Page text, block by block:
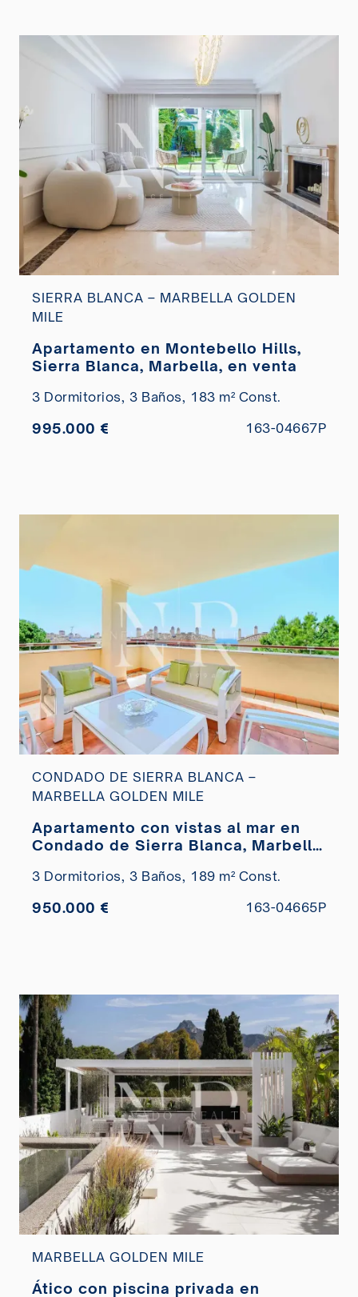
SIERRA BLANCA – MARBELLA GOLDEN
MILE
Apartamento en Montebello Hills,
Sierra Blanca, Marbella, en venta
3 Dormitorios, 3 Baños, 183 m² Const.
995.000 € 163-04667P
CONDADO DE SIERRA BLANCA –
MARBELLA GOLDEN MILE
Apartamento con vistas al mar en
Condado de Sierra Blanca, Marbella
3 Dormitorios, 3 Baños, 189 m² Const.
950.000 € 163-04665P
MARBELLA GOLDEN MILE
Ático con piscina privada en